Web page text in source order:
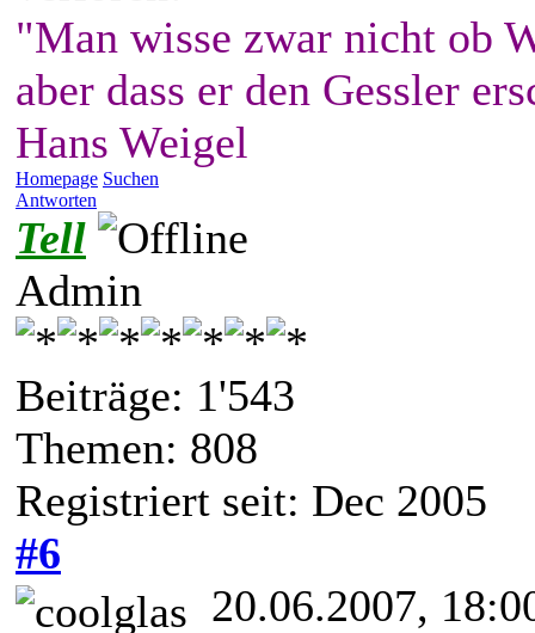
"Man wisse zwar nicht ob
aber dass er den Gessler
Hans Weigel
Homepage Suchen
Antworten
Tell
Admin
Beiträge: 1'543
Themen: 808
Registriert seit: Dec 2005
#6
20.06.2007,